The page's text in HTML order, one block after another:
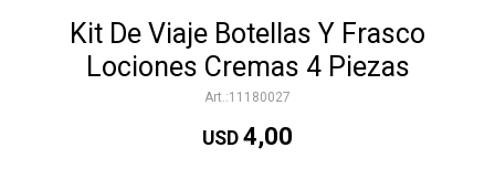
Kit De Viaje Botellas Y Frasco
Lociones Cremas 4 Piezas
11180027
USD 4,00